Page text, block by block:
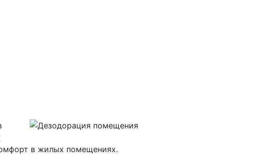
в жилых помещениях.